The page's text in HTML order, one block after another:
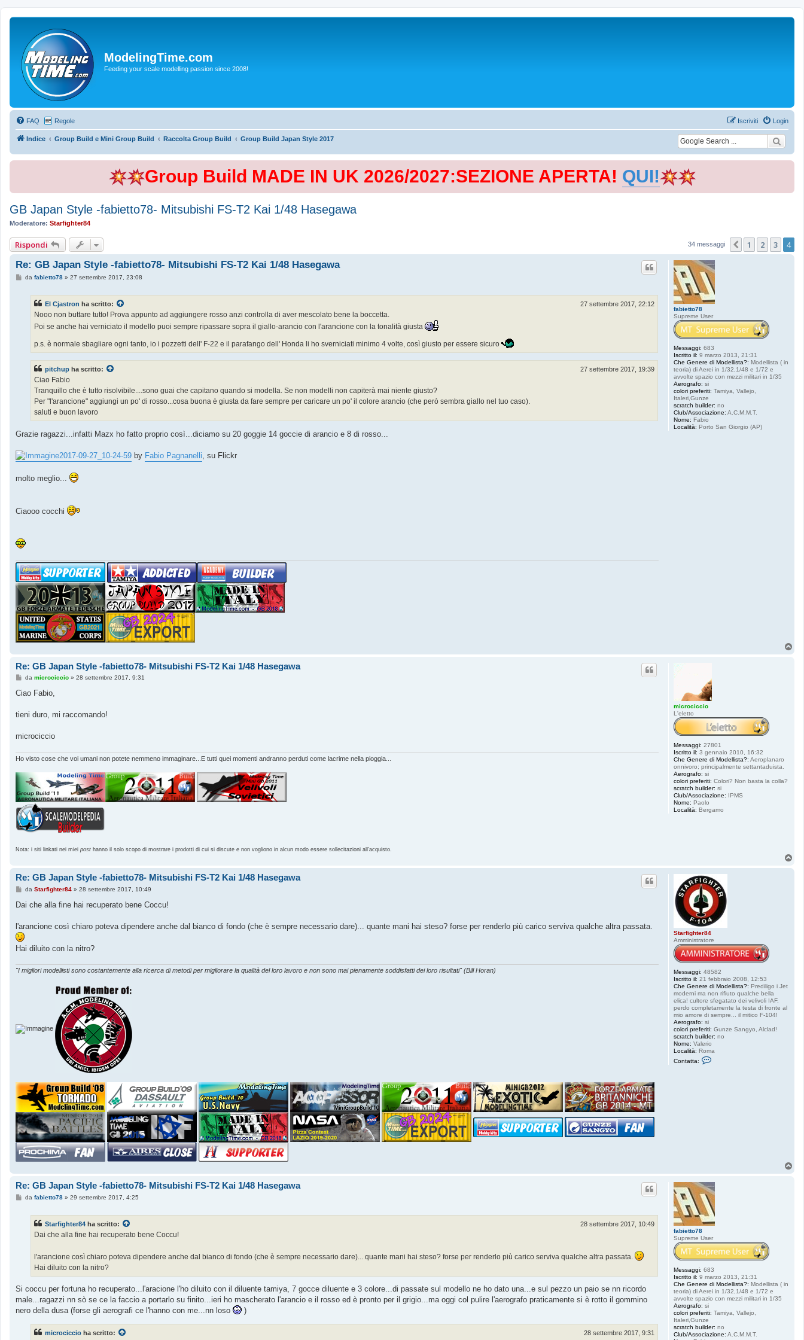
ModelingTime.com
Feeding your scale modelling passion since 2008!
FAQ Regole Login
Iscriviti
Indice Group Build e Mini Group Build Raccolta Group Build Group Build Japan Style 2017
Group Build MADE IN UK 2026/2027:SEZIONE APERTA! QUI!
GB Japan Style -fabietto78- Mitsubishi FS-T2 Kai 1/48 Hasegawa
Moderatore: Starfighter84
Rispondi 34 messaggi Precedente
1 2 3 4
fabietto78
Supreme User
Messaggi: 683
Iscritto il: 9 marzo 2013, 21:31
Che Genere di Modellista?: Modellista ( in
teoria) di Aerei in 1/32,1/48 e 1/72 e
avvolte spazio con mezzi militari in 1/35
Aerografo: si
colori preferiti: Tamiya, Vallejo,
Italeri,Gunze
scratch builder: no
Club/Associazione: A.C.M.M.T.
Nome: Fabio
Località: Porto San Giorgio (AP)
Re: GB Japan Style -fabietto78- Mitsubishi FS-T2 Kai 1/48 Hasegawa
Mda fabietto78» 27 settembre 2017, 23:08
El Cjastron ha scritto: 27 settembre 2017, 22:12
Nooo non buttare tutto! Prova appunto ad aggiungere rosso anzi controlla di aver mescolato bene la boccetta.
Poi se anche hai verniciato il modello puoi sempre ripassare sopra il giallo-arancio con l'arancione con la tonalità giusta
p.s. è normale sbagliare ogni tanto, io i pozzetti dell' F-22 e il parafango dell' Honda li ho sverniciati minimo 4 volte, così giusto per essere sicuro
pitchup ha scritto: 27 settembre 2017, 19:39
Ciao Fabio
Tranquillo che è tutto risolvibile....sono guai che capitano quando si modella. Se non modelli non capiterà mai niente giusto?
Per "l'arancione" aggiungi un po' di rosso...cosa buona è giusta da fare sempre per caricare un po' il colore arancio (che però sembra giallo nel tuo caso).
saluti e buon lavoro
Grazie ragazzi...infatti Mazx ho fatto proprio così...diciamo su 20 goggie 14 goccie di arancio e 8 di rosso...
2017-09-27_10-24-59 by Fabio Pagnanelli , su Flickr
molto meglio...
Ciaooo cocchi
microciccio
L'eletto
Messaggi: 27801
Iscritto il: 3 gennaio 2010, 16:32
Che Genere di Modellista?: Aeroplanaro
onnivoro; principalmente settantaduista.
Aerografo: si
colori preferiti: Colori? Non basta la colla?
scratch builder: si
Club/Associazione: IPMS
Nome: Paolo
Località: Bergamo
Re: GB Japan Style -fabietto78- Mitsubishi FS-T2 Kai 1/48 Hasegawa
M
s
g
o
da microciccio» 28 settembre 2017, 9:31
Ciao Fabio,
tieni duro, mi raccomando!
microciccio
Ho visto cose che voi umani non potete nemmeno immaginare...E tutti quei momenti andranno perduti come lacrime nella pioggia...
Nota: i siti linkati nei miei post hanno il solo scopo di mostrare i prodotti di cui si discute e non vogliono in alcun modo essere sollecitazioni all'acquisto.
Starfighter84
Amministratore
Messaggi: 48582
Iscritto il: 21 febbraio 2008, 12:53
Che Genere di Modellista?: Prediligo i Jet
moderni ma non rifiuto qualche bella
elica! cultore sfegatato dei velivoli IAF,
perdo completamente la testa di fronte al
mio amore di sempre... il mitico F-104!
Aerografo: si
colori preferiti: Gunze Sangyo, Alclad!
scratch builder: no
Nome: Valerio
Località: Roma
Contatta:
r
8
Re: GB Japan Style -fabietto78- Mitsubishi FS-T2 Kai 1/48 Hasegawa
M
s
g
g
i
o
da Starfighter84» 28 settembre 2017, 10:49
Dai che alla fine hai recuperato bene Coccu!
l'arancione così chiaro poteva dipendere anche dal bianco di fondo (che è sempre necessario dare)... quante mani hai steso? forse per renderlo più carico serviva qualche altra passata.
Hai diluito con la nitro?
"I migliori modellisti sono costantemente alla ricerca di metodi per migliorare la qualità del loro lavoro e non sono mai pienamente soddisfatti dei loro risultati" (Bill Horan)
fabietto78
Supreme User
Messaggi: 683
Iscritto il: 9 marzo 2013, 21:31
Che Genere di Modellista?: Modellista ( in
teoria) di Aerei in 1/32,1/48 e 1/72 e
avvolte spazio con mezzi militari in 1/35
Aerografo: si
colori preferiti: Tamiya, Vallejo,
Italeri,Gunze
scratch builder: no
Club/Associazione: A.C.M.M.T.
Re: GB Japan Style -fabietto78- Mitsubishi FS-T2 Kai 1/48 Hasegawa
Mda fabietto78» 29 settembre 2017, 4:25
Starfighter84 ha scritto: 28 settembre 2017, 10:49
Dai che alla fine hai recuperato bene Coccu!
l'arancione così chiaro poteva dipendere anche dal bianco di fondo (che è sempre necessario dare)... quante mani hai steso? forse per renderlo più carico serviva qualche altra passata.
Hai diluito con la nitro?
Si coccu per fortuna ho recuperato...l'aracione l'ho diluito con il diluente tamiya, 7 gocce diluente e 3 colore...di passate sul modello ne ho dato una...e sul pezzo un paio se nn ricordo
male...ragazzi nn sò se ce la faccio a portarlo su finito...ieri ho mascherato l'arancio e il rosso ed è pronto per il grigio...ma oggi col pulire l'aerografo praticamente si è rotto il gommino
nero della dusa (forse gli aerografi ce l'hanno con me...nn loso
)
microciccio ha scritto: 28 settembre 2017, 9:31